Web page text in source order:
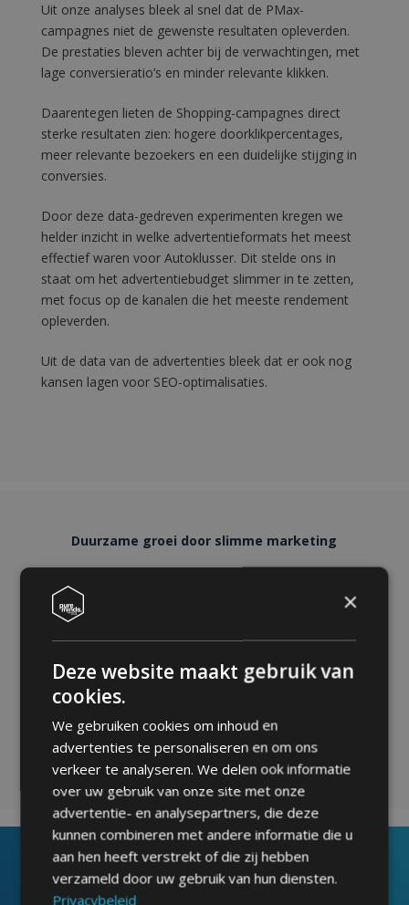
Uit onze analyses bleek al snel dat de PMax-
campagnes niet de gewenste resultaten opleverden.
De prestaties bleven achter bij de verwachtingen, met
lage conversieratio’s en minder relevante klikken.
Daarentegen lieten de Shopping-campagnes direct
sterke resultaten zien: hogere doorklikpercentages,
meer relevante bezoekers en een duidelijke stijging in
conversies.
Door deze data-gedreven experimenten kregen we
helder inzicht in welke advertentieformats het meest
effectief waren voor Autoklusser. Dit stelde ons in
staat om het advertentiebudget slimmer in te zetten,
met focus op de kanalen die het meeste rendement
opleverden.
Uit de data van de advertenties bleek dat er ook nog
kansen lagen voor SEO-optimalisaties.
Duurzame groei door slimme marketing
het stellen van de juiste vragen. Door SEO en SEA
strategisch te combineren, zorgen we ervoor dat bedrijven
niet alleen meer zichtbaarheid krijgen, maar ook langdurig
relevant blijven voor de doelgroep. Slimme SEO-
optimalisaties en datagedreven keuzes zorgden uiteindelijk
voor een flinke positieve impact op de prestaties van
Autoklusser.nl
×
Deze website maakt gebruik van
cookies.
We gebruiken cookies om inhoud en
advertenties te personaliseren en om ons
verkeer te analyseren. We delen ook informatie
over uw gebruik van onze site met onze
advertentie- en analysepartners, die deze
kunnen combineren met andere informatie die u
aan hen heeft verstrekt of die zij hebben
verzameld door uw gebruik van hun diensten.
Privacybeleid